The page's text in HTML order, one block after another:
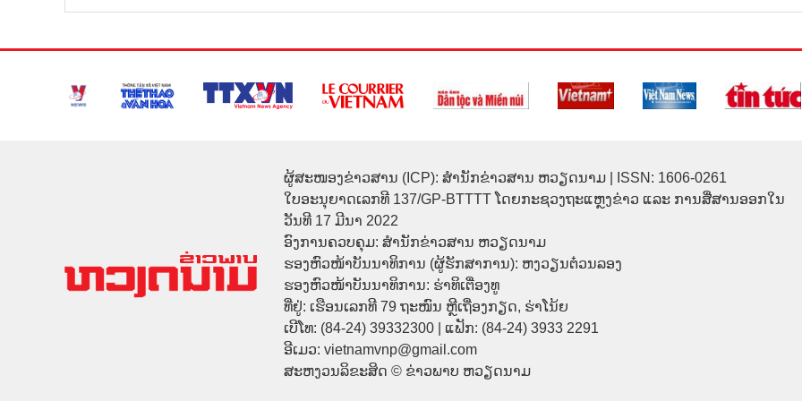
ຜູ້ສະໜອງຂ່າວສານ (ICP): ສຳນັກຂ່າວສານ ຫວຽດນາມ | ISSN: 1606-0261
ໃບອະນຸຍາດເລກທີ 137/GP-BTTTT ໂດຍກະຊວງຖະແຫຼງຂ່າວ ແລະ ການສື່ສານອອກໃນ
ວັນທີ 17 ມີນາ 2022
ອົງການຄວບຄຸມ: ສຳນັກຂ່າວສານ ຫວຽດນາມ
ຮອງຫົວໜ້າບັນນາທິການ (ຜູ້ຮັກສາການ): ຫງວຽນຕ໋ວນລອງ
ຮອງຫົວໜ້າບັນນາທິການ: ຮ່າທິເຕື່ອງທູ
ທີ່ຢູ່: ເຮືອນເລກທີ 79 ຖະໜົນ ຫຼີເຖື່ອງກຽດ, ຮ່າໂນ້ຍ
ເບີໂທ: (84-24) 39332300 | ແຟັກ: (84-24) 3933 2291
ອີເມວ: vietnamvnp@gmail.com
ສະຫງວນລິຂະສິດ © ຂ່າວພາບ ຫວຽດນາມ